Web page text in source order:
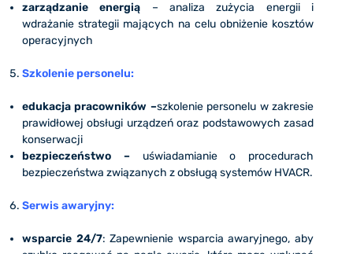
zarządzanie energią – analiza zużycia energii i
wdrażanie strategii mających na celu obniżenie kosztów
operacyjnych
Szkolenie personelu:
edukacja pracowników –szkolenie personelu w zakresie
prawidłowej obsługi urządzeń oraz podstawowych zasad
konserwacji
bezpieczeństwo –uświadamianie o procedurach
bezpieczeństwa związanych z obsługą systemów HVACR.
Serwis awaryjny:
wsparcie 24/7: Zapewnienie wsparcia awaryjnego, aby